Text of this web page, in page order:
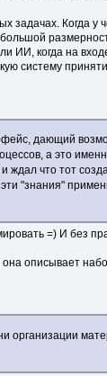
задачах. Когда у
ИИ, когда на
систему
дающий
а это
и ждал что тот
"знания"
=) И без
описывает
организации